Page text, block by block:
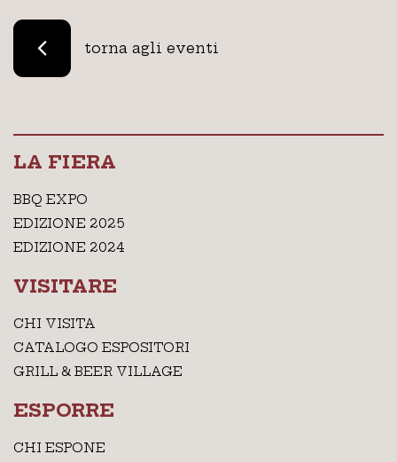
torna agli eventi
LA FIERA
BBQ EXPO
EDIZIONE 2025
EDIZIONE 2024
VISITARE
CHI VISITA
CATALOGO ESPOSITORI
GRILL & BEER VILLAGE
ESPORRE
CHI ESPONE